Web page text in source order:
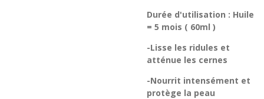
Durée d'utilisation : Huile
= 5 mois ( 60ml )
-Lisse les ridules et
atténue les cernes
-Nourrit intensément et
protège la peau